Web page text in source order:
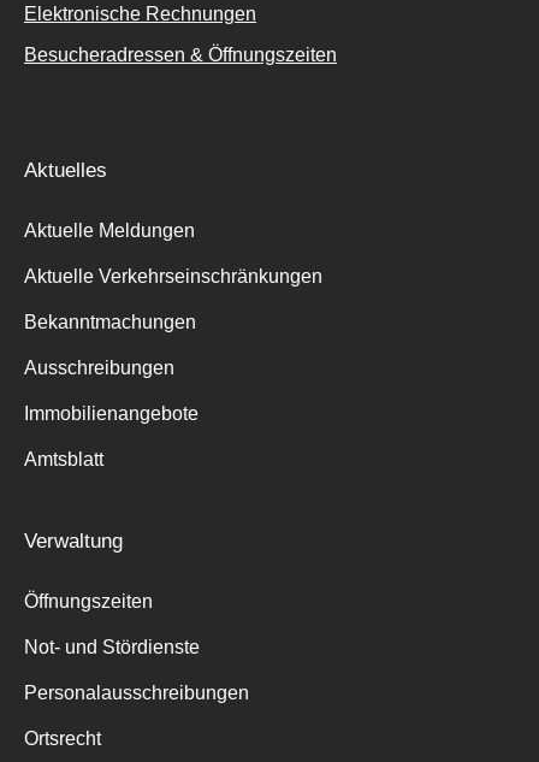
Elektronische Rechnungen
Besucheradressen & Öffnungszeiten
Aktuelles
Aktuelle Meldungen
Aktuelle Verkehrseinschränkungen
Bekanntmachungen
Ausschreibungen
Immobilienangebote
Amtsblatt
Verwaltung
Öffnungszeiten
Not- und Stördienste
Personalausschreibungen
Ortsrecht